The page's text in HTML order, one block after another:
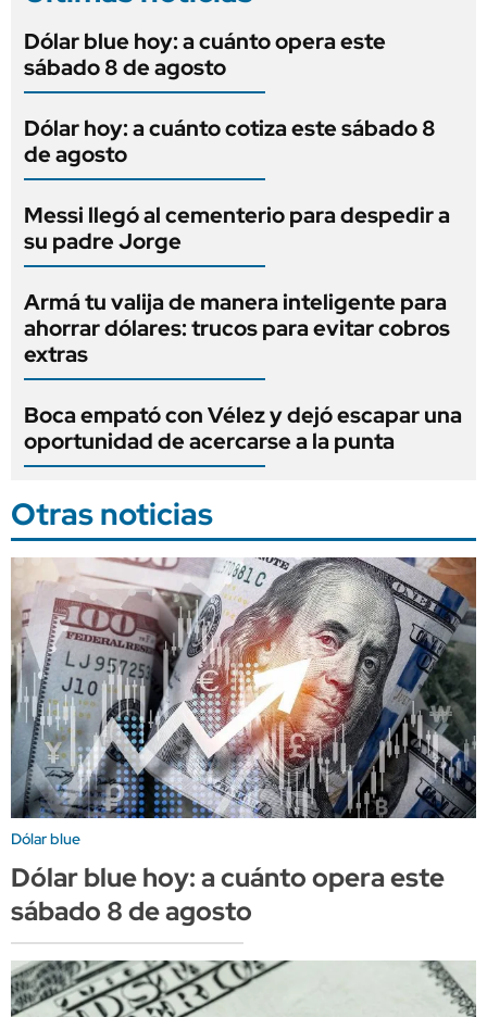
Dólar blue hoy: a cuánto opera este
sábado 8 de agosto
Dólar hoy: a cuánto cotiza este sábado 8
de agosto
Messi llegó al cementerio para despedir a
su padre Jorge
Armá tu valija de manera inteligente para
ahorrar dólares: trucos para evitar cobros
extras
Boca empató con Vélez y dejó escapar una
oportunidad de acercarse a la punta
Otras noticias
Dólar blue
Dólar blue hoy: a cuánto opera este
sábado 8 de agosto